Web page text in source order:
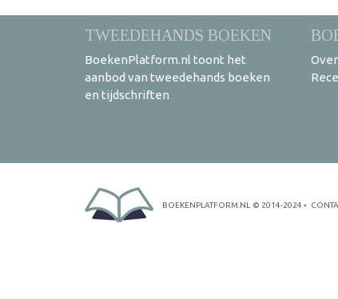
TWEEDEHANDS BOEKEN
BoekenPlatform.nl toont het
aanbod van tweedehands boeken
en tijdschriften
BOEKENPLATFORM.NL © 2014-2024 •